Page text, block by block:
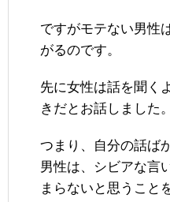
ですがモテない男性
がるのです。
先に女性は話を聞く
きだとお話しました。
つまり、自分の話ば
男性は、シビアな言
まらないと思うこと